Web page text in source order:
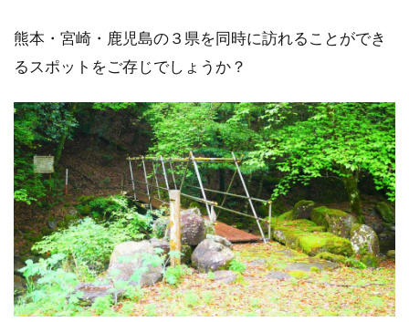
熊本・宮崎・鹿児島の３県を同時に訪れることができ
るスポットをご存じでしょうか？